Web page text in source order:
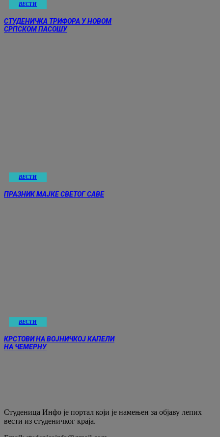
ВЕСТИ
СТУДЕНИЧКА ТРИФОРА У НОВОМ
СРПСКОМ ПАСОШУ
ВЕСТИ
ПРАЗНИК МАЈКЕ СВЕТОГ САВЕ
ВЕСТИ
КРСТОВИ НА ВОЈНИЧКОЈ КАПЕЛИ
НА ЧЕМЕРНУ
Студеница Инфо је портал који је намењен за објaву лепих
вести из студеничког краја.